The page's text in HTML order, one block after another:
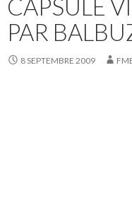
CAPSULE
PAR
8 SEPTEMBRE 2009